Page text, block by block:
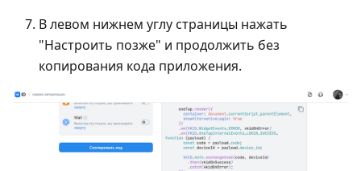
В левом нижнем углу страницы нажать
"Настроить позже" и продолжить без
копирования кода приложения.